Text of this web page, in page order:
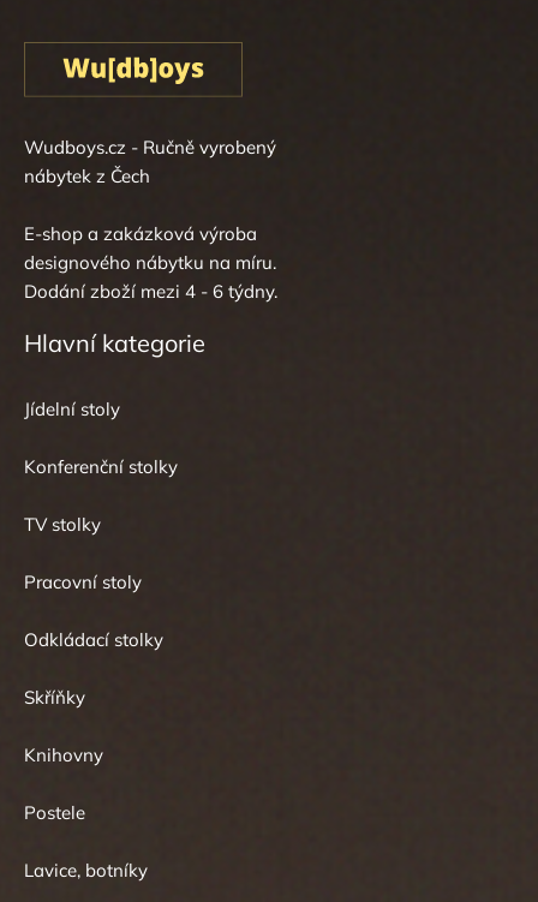
Wudboys.cz - Ručně vyrobený
nábytek z Čech
E-shop a zakázková výroba
designového nábytku na míru.
Dodání zboží mezi 4 - 6 týdny.
Hlavní kategorie
Jídelní stoly
Konferenční stolky
TV stolky
Pracovní stoly
Odkládací stolky
Skříňky
Knihovny
Postele
Lavice, botníky